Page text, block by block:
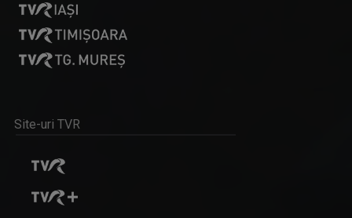
O călătorie culinară ce ne conectează cu ...
Site-uri TVR